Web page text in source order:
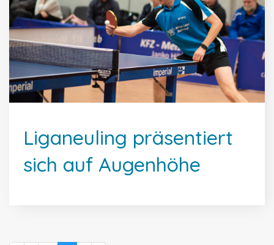
Liganeuling präsentiert
sich auf Augenhöhe